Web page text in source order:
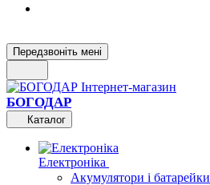
Передзвоніть мені
БОГОДАР
Каталог
Електроніка
Акумулятори і батарейки